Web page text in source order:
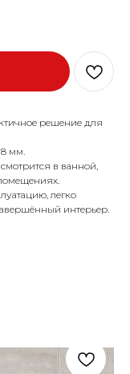
решение для
мм.
в ванной,
легко
интерьер.